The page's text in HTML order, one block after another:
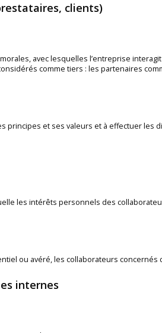
clients)
avec lesquelles l’entreprise
comme tiers : les partenaires
principes et ses valeurs et à effectuer les
les intérêts personnels des
ou avéré, les collaborateurs concernés
internes